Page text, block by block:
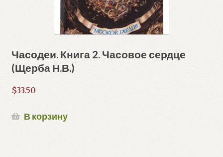
Часодеи. Книга 2. Часовое сердце
(Щерба Н.В.)
$33.50
В корзину